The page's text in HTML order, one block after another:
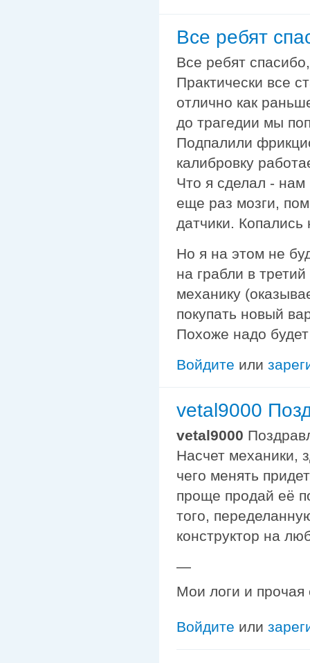
Все ребят
Все ребят
Практически все
отлично как
до трагедии мы
Подпалили
калибровку
Что я сделал - нам
еще раз мозги,
датчики. Копались
Но я на этом не
на грабли в
механику
покупать новый
Похоже надо
Войдите или
vetal9000
vetal9000
Насчет механики,
чего менять
проще продай её
того,
конструктор на
—
Мои логи и
Войдите или